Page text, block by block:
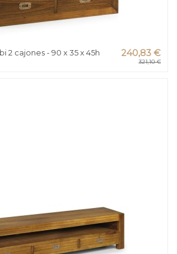
2 cajones - 90 x 35 x 45h 240,83 €
321,10 €